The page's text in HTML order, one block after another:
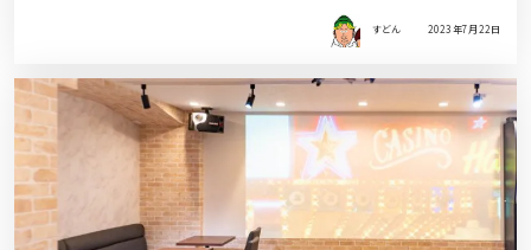
すどん 2023年7月22日